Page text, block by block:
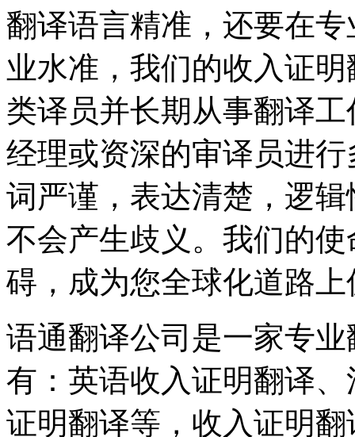
翻译语言精准，还要在
业水准，我们的收入证
类译员并长期从事翻译
经理或资深的审译员进
词严谨，表达清楚，逻
不会产生歧义。我们的
碍，成为您全球化道路
语通翻译公司是一家专
有：英语收入证明翻译
证明翻译等，收入证明